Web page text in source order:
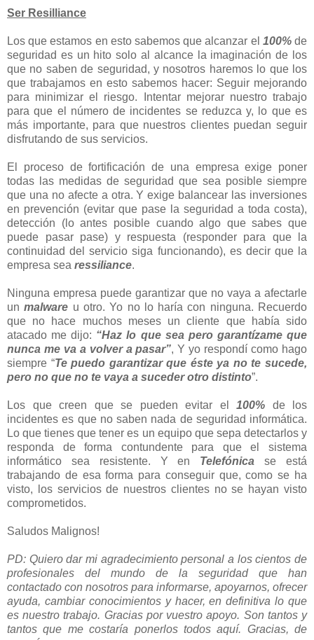
Ser Resilliance
Los que estamos en esto sabemos que alcanzar el 100%de
seguridad es un hito solo al alcance la imaginación de los
que no saben de seguridad, y nosotros haremos lo que los
que trabajamos en esto sabemos hacer: Seguir mejorando
para minimizar el riesgo. Intentar mejorar nuestro trabajo
para que el número de incidentes se reduzca y, lo que es
más importante, para que nuestros clientes puedan seguir
disfrutando de sus servicios.
El proceso de fortificación de una empresa exige poner
todas las medidas de seguridad que sea posible siempre
que una no afecte a otra. Y exige balancear las inversiones
en prevención (evitar que pase la seguridad a toda costa),
detección (lo antes posible cuando algo que sabes que
puede pasar pase) y respuesta (responder para que la
continuidad del servicio siga funcionando), es decir que la
empresa sea ressiliance.
Ninguna empresa puede garantizar que no vaya a afectarle
unmalware u otro. Yo no lo haría con ninguna. Recuerdo
que no hace muchos meses un cliente que había sido
atacado me dijo: “Haz lo que sea pero garantízame que
nunca me va a volver a pasar”, Y yo respondí como hago
siempre “Te puedo garantizar que éste ya no te sucede,
pero no que no te vaya a suceder otro distinto”.
Los que creen que se pueden evitar el 100% de los
incidentes es que no saben nada de seguridad informática.
Lo que tienes que tener es un equipo que sepa detectarlos y
responda de forma contundente para que el sistema
informático sea resistente. Y en Telefónica se está
trabajando de esa forma para conseguir que, como se ha
visto, los servicios de nuestros clientes no se hayan visto
comprometidos.
Saludos Malignos!
PD: Quiero dar mi agradecimiento personal a los cientos de
profesionales del mundo de la seguridad que han
contactado con nosotros para informarse, apoyarnos, ofrecer
ayuda, cambiar conocimientos y hacer, en definitiva lo que
es nuestro trabajo. Gracias por vuestro apoyo. Son tantos y
tantos que me costaría ponerlos todos aquí. Gracias, de